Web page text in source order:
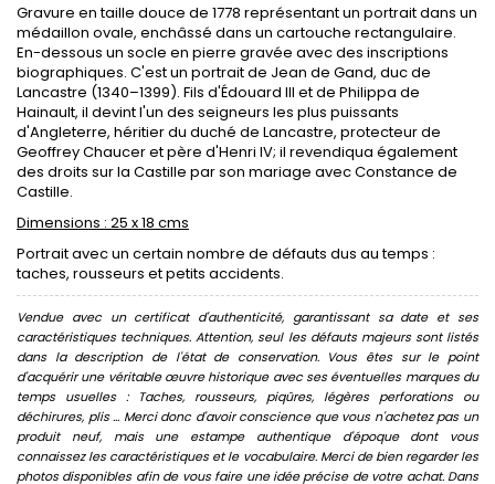
Gravure en taille douce de 1778 représentant un portrait dans un
médaillon ovale, enchâssé dans un cartouche rectangulaire.
En-dessous un socle en pierre gravée avec des inscriptions
biographiques. C'est un portrait de Jean de Gand, duc de
Lancastre (1340–1399). Fils d'Édouard III et de Philippa de
Hainault, il devint l'un des seigneurs les plus puissants
d'Angleterre, héritier du duché de Lancastre, protecteur de
Geoffrey Chaucer et père d'Henri IV; il revendiqua également
des droits sur la Castille par son mariage avec Constance de
Castille.
Dimensions : 25 x 18 cms
Portrait avec un certain nombre de défauts dus au temps :
taches, rousseurs et petits accidents.
Vendue avec un certificat d'authenticité, garantissant sa date et ses
caractéristiques techniques. Attention, seul les défauts majeurs sont listés
dans la description de l'état de conservation. Vous êtes sur le point
d'acquérir une véritable œuvre historique avec ses éventuelles marques du
temps usuelles : Taches, rousseurs, piqûres, légères perforations ou
déchirures, plis ... Merci donc d'avoir conscience que vous n'achetez pas un
produit neuf, mais une estampe authentique d'époque dont vous
connaissez les caractéristiques et le vocabulaire. Merci de bien regarder les
photos disponibles afin de vous faire une idée précise de votre achat. Dans